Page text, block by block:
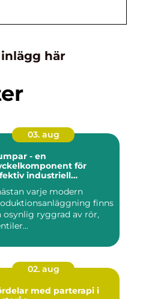
här
03. aug
- en
för
industriell
varje modern
finns
osynlig ryggrad av rör,
02. aug
med parterapi i